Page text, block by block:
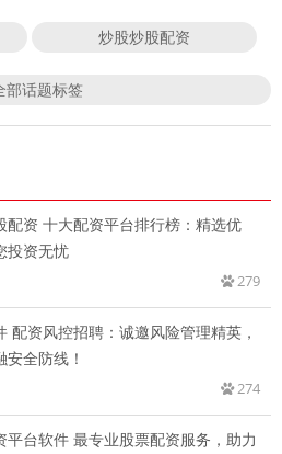
炒股炒股配资
部话题标签
配资 十大配资平台排行榜：精选优
投资无忧
279
配资风控招聘：诚邀风险管理精英，
安全防线！
274
平台软件 最专业股票配资服务，助力